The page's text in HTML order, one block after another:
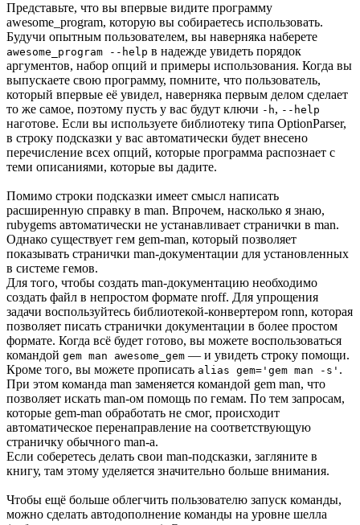
Представьте, что вы впервые видите программу
awesome_program, которую вы собираетесь использовать.
Будучи опытным пользователем, вы наверняка наберете
awesome_program --help в надежде увидеть порядок
аргументов, набор опций и примеры использования. Когда вы
выпускаете свою программу, помните, что пользователь,
который впервые её увидел, наверняка первым делом сделает
то же самое, поэтому пусть у вас будут ключи -h, --help
наготове. Если вы используете библиотеку типа OptionParser,
в строку подсказки у вас автоматически будет внесено
перечисление всех опций, которые программа распознает с
теми описаниями, которые вы дадите.
Помимо строки подсказки имеет смысл написать
расширенную справку в man. Впрочем, насколько я знаю,
rubygems автоматически не устанавливает странички в man.
Однако существует гем gem-man, который позволяет
показывать странички man-документации для установленных
в системе гемов.
Для того, чтобы создать man-документацию необходимо
создать файл в непростом формате nroff. Для упрощения
задачи воспользуйтесь библиотекой-конвертером ronn, которая
позволяет писать странички документации в более простом
формате. Когда всё будет готово, вы можете воспользоваться
командой gem man awesome_gem — и увидеть строку помощи.
Кроме того, вы можете прописать alias gem='gem man -s' .
При этом команда man заменяется командой gem man, что
позволяет искать man-ом помощь по гемам. По тем запросам,
которые gem-man обработать не смог, происходит
автоматическое перенаправление на соответствующую
страничку обычного man-а.
Если соберетесь делать свои man-подсказки, загляните в
книгу, там этому уделяется значительно больше внимания.
Чтобы ещё больше облегчить пользователю запуск команды,
можно сделать автодополнение команды на уровне шелла